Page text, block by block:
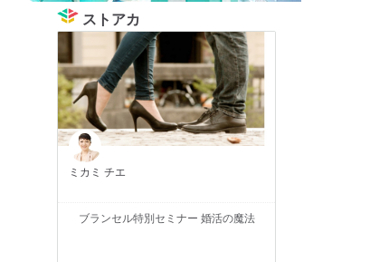
ストアカ
ミカミ チエ
ブランセル特別セミナー 婚活の魔法